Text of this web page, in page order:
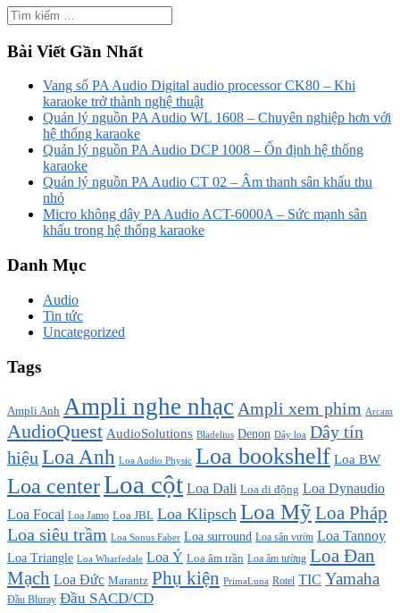
Bài Viết Gần Nhất
Vang số PA Audio Digital audio processor CK80 – Khi
karaoke trở thành nghệ thuật
Quản lý nguồn PA Audio WL 1608 – Chuyên nghiệp hơn với
hệ thống karaoke
Quản lý nguồn PA Audio DCP 1008 – Ổn định hệ thống
karaoke
Quản lý nguồn PA Audio CT 02 – Âm thanh sân khấu thu
nhỏ
Micro không dây PA Audio ACT-6000A – Sức mạnh sân
khấu trong hệ thống karaoke
Danh Mục
Audio
Tin tức
Uncategorized
Tags
Ampli Anh Ampli nghe nhạc Ampli xem phim Arcam
AudioQuest AudioSolutions Bladelius Denon Dây loa Dây tín
hiệu Loa Anh Loa Audio Physic Loa bookshelf Loa BW
Loa centerLoa cột Loa Dali Loa di động Loa Dynaudio
Loa Focal Loa Jamo Loa JBL Loa Klipsch Loa MỹLoa Pháp
Loa siêu trầm Loa Sonus Faber Loa surround Loa sân vườn Loa Tannoy
Loa Triangle Loa Wharfedale Loa Ý Loa âm trần Loa âm tường Loa Đan
Mạch Loa Đức Marantz Phụ kiện PrimaLuna Rotel TIC Yamaha
Đầu Bluray Đầu SACD/CD